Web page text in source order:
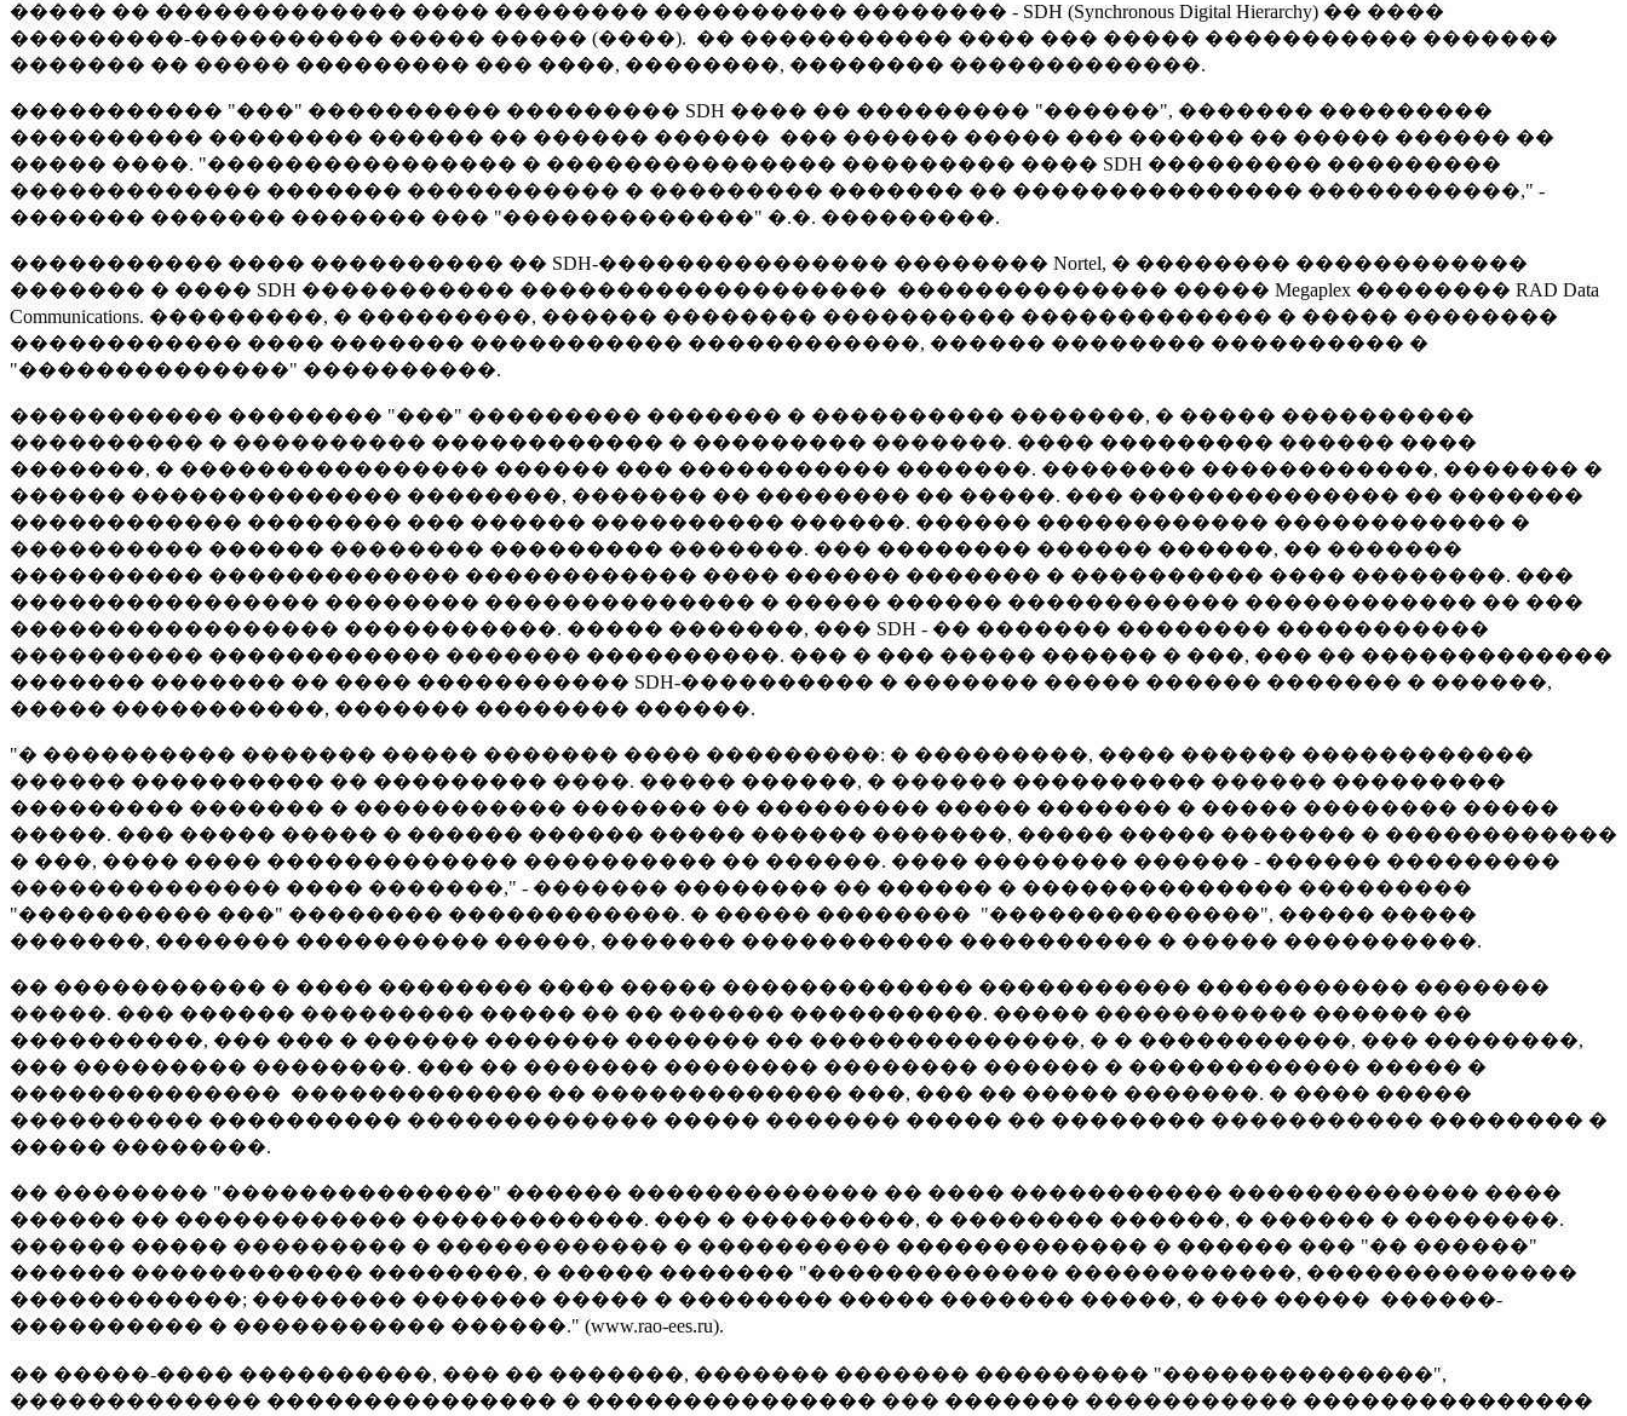
����� �� ������������� ���� �������� ���������� �������� - SDH (Synchronous Digital Hierarchy) �� ����
���������-���������� ����� ����� (����). �� ����������� ���� ��� ����� ����������� �������
������� �� ����� ��������� ��� ����, ��������, �������� �������������.
����������� "���" ���������� ��������� SDH ���� �� ��������� "������", ������� ���������
���������� �������� ������ �� ������ ������ ��� ������ ����� ��� ������ �� ����� ������ ��
����� ����. "���������������� � ��������������� ��������� ���� SDH ��������� ���������
������������� ������� ����������� � ��������� ������� �� ��������������� �����������," -
������� ������� ������� ��� "�������������" �.�. ���������.
����������� ���� ���������� �� SDH-��������������� �������� Nortel, � �������� ������������
������� � ���� SDH ����������� ������������������� �������������� ����� Megaplex �������� RAD Data
Communications. ���������, � ���������, ������ �������� ���������� ������������� � ����� ��������
������������ ���� ������� ����������� ������������, ������ �������� ���������� �
"��������������" ����������.
����������� �������� "���" ��������� ������� � ���������� �������, � ����� ����������
���������� � ���������� ������������ � ��������� �������. ���� ��������� ������ ����
�������, � ���������������� ������ ��� ����������� �������. �������� ������������, ������� �
������ �������������� ��������, ������� �� �������� �� �����. ��� �������������� �� �������
������������ �������� ��� ������ ���������� ������. ������ ������������ ������������ �
���������� ������ �������� ��������� �������. ��� �������� ������ ������, �� �������
���������� ������������� ������������ ���� ������ ������� � ���������� ���� ��������. ���
���������������� �������� �������������� � ����� ������ ������������ ������������ �� ���
����������������� �����������. ����� �������, ��� SDH - �� ������� �������� �����������
���������� ������������ ������� ����������. ��� � ��� ����� ������ � ���, ��� �� �������������
������� ������� �� ���� ����������� SDH-���������� � ������� ����� ������ ������� � ������,
����� �����������, ������� �������� ������.
"� ���������� ������� ����� ������� ���� ���������: � ���������, ���� ������ ������������
������ ���������� �� ��������� ����. ����� ������, � ������ ���������� ������ ���������
��������� ������� � ����������� ������� �� ��������� ����� ������� � ����� �������� �����
�����. ��� ����� ����� � ������ ������ ����� ������ �������, ����� ����� ������� � ������������
� ���, ���� ���� ������������� ���������� �� ������. ���� �������� ������ - ������ ���������
�������������� ���� �������," - ������� �������� �� ������ � �������������� ���������
"���������� ���" �������� ������������. � ����� �������� "��������������", ����� �����
�������, ������� ���������� �����, ������� ����������� ���������� � ����� ����������.
�� ����������� � ���� �������� ���� ����� ������������� ����������� ����������� �������
�����. ��� ������ ��������� ����� �� �� ������ ����������. ����� ����������� ������ ��
����������, ��� ��� � ������ ������� ������� �� ��������������, � � �����������, ��� ��������,
��� ��������� ��������. ��� �� ������� �������� �������� ������ � ������������ ����� �
�������������� ������������� �� ������������� ���, ��� �� ����� �������. � ���� �����
���������� ���������� ������������� ����� ������� ����� �� �������� ����������� �������� �
����� ��������.
�� �������� "��������������" ������ ������������� �� ���� ����������� ������������� ����
������ �� ������������ ������������. ��� � ���������, � �������� ������, � ������ � ��������.
������ ����� ��������� � ������������ � ���������� ������������� � ������ ��� "�� ������"
������ ������������ ��������, � ����� ������� "������������� ������������, ��������������
������������; �������� ������� ����� � �������� ����� ������� �����, � ��� ����� ������-
���������� � ����������� ������." (www.rao-ees.ru).
�� �����-���� ����������, ��� �� �������, ������� ������� ��������� "��������������",
������������� ��������������� � ��������������� ��� ������� ����������� ���������������